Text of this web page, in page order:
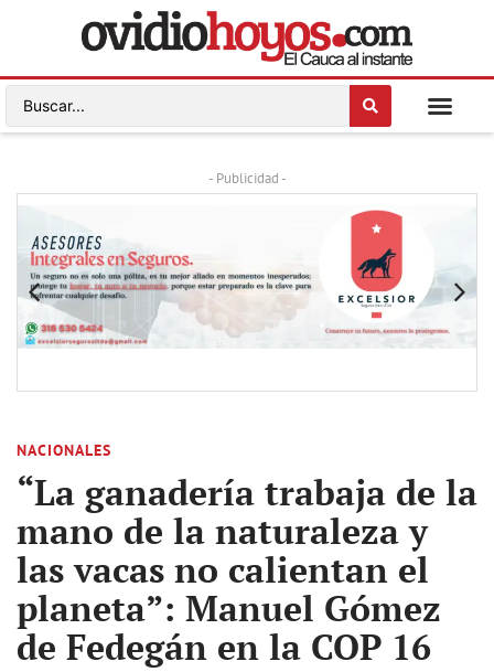
- Publicidad -
NACIONALES
“La ganadería trabaja de la
mano de la naturaleza y
las vacas no calientan el
planeta”: Manuel Gómez
de Fedegán en la COP 16